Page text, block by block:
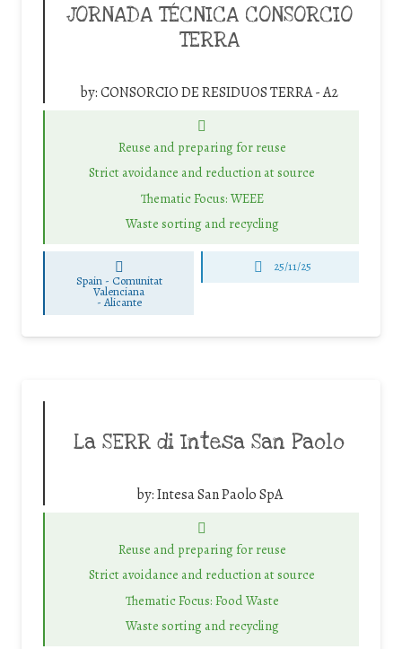
JORNADA TÉCNICA CONSORCIO
TERRA
by:CONSORCIO DE RESIDUOS TERRA - A2
Reuse and preparing for reuse
Strict avoidance and reduction at source
Thematic Focus: WEEE
Waste sorting and recycling
Spain - Comunitat
Valenciana
- Alicante
25/11/25
La SERR di Intesa San Paolo
by:Intesa San Paolo SpA
Reuse and preparing for reuse
Strict avoidance and reduction at source
Thematic Focus: Food Waste
Waste sorting and recycling